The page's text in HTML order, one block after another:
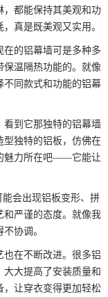
，都能保持其美观和功
真是既美观又实用。
在的铝幕墙可是多种多
温隔热功能的。就像
不同款式和功能的铝幕
看到它那独特的铝幕墙
型独特的铝板，仿佛在
魅力所在吧——它能让
会出现铝板变形、拼
和严谨的态度。就像我
协调。
也在不断改进。很多铝
大提高了安装质量和
，让穿衣变得更加轻松